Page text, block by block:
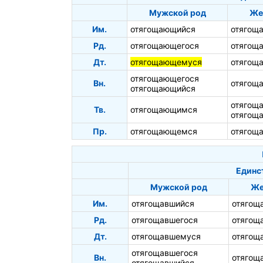
Мужской род
Им.
отягощающийся
Рд.
отягощающегося
Дт.
отягощающемуся
Вн.
отягощающегося
отягощающийся
Тв. отягощающимся
Пр.
отягощающемся
Мужской род
Им.
отягощавшийся
Рд.
отягощавшегося
Дт.
отягощавшемуся
Вн.
отягощавшегося